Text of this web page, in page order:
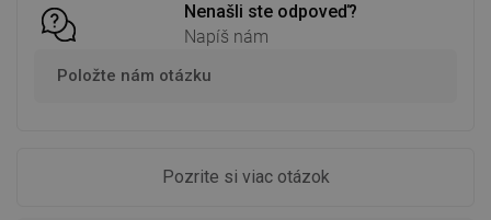
Nenašli ste odpoveď?
Napíš nám
Položte nám otázku
Pozrite si viac otázok